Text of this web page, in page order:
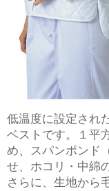
低温度に設定され
ベストです。１平
め、スパンポンド
せ、ホコリ・中綿
さらに、生地から